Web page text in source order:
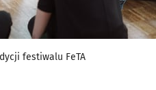
festiwalu FeTA